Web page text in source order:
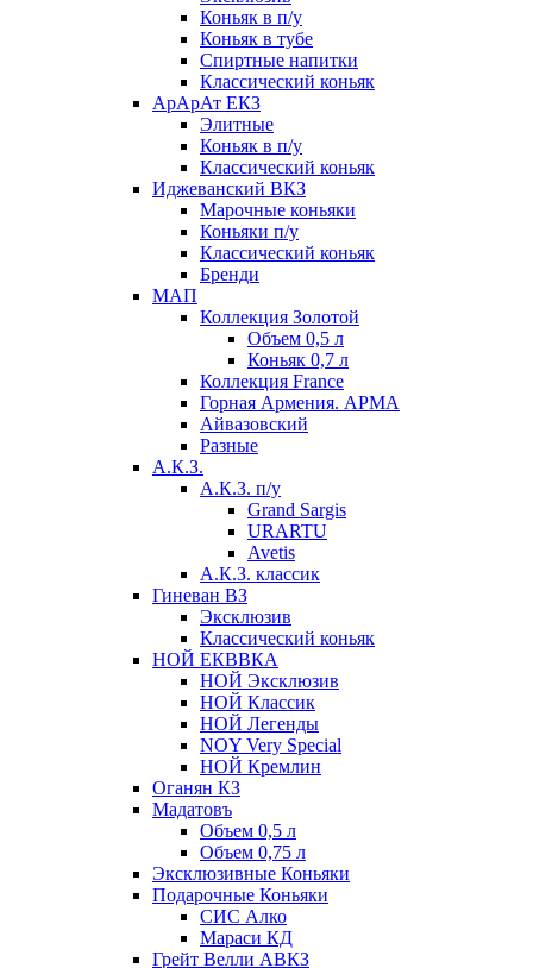
Коньяк в п/у
Коньяк в тубе
Спиртные напитки
Классический коньяк
АрАрАт ЕКЗ
Элитные
Коньяк в п/у
Классический коньяк
Иджеванский ВКЗ
Марочные коньяки
Коньяки п/у
Классический коньяк
Бренди
МАП
Коллекция Золотой
Объем 0,5 л
Коньяк 0,7 л
Коллекция France
Горная Армения. АРМА
Айвазовский
Разные
А.К.З.
А.К.З. п/у
Grand Sargis
URARTU
Avetis
А.К.З. классик
Гиневан ВЗ
Эксклюзив
Классический коньяк
НОЙ ЕКВВКА
НОЙ Эксклюзив
НОЙ Классик
НОЙ Легенды
NOY Very Speсial
НОЙ Кремлин
Оганян КЗ
Мадатовъ
Объем 0,5 л
Объем 0,75 л
Эксклюзивные Коньяки
Подарочные Коньяки
СИС Алко
Мараси КД
Грейт Велли АВКЗ